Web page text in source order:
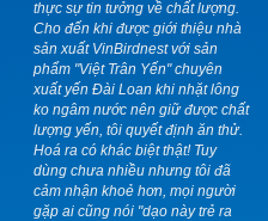
thực sự tin tưởng về chất lượng.
Cho đến khi được giới thiệu nhà
sản xuất VinBirdnest với sản
phẩm "Việt Trân Yến" chuyên
xuất yến Đài Loan khi nhặt lông
ko ngâm nước nên giữ được chất
lượng yến, tôi quyết định ăn thử.
Hoá ra có khác biệt thật! Tuy
dùng chưa nhiều nhưng tôi đã
cảm nhận khoẻ hơn, mọi người
gặp ai cũng nói "dạo này trẻ ra